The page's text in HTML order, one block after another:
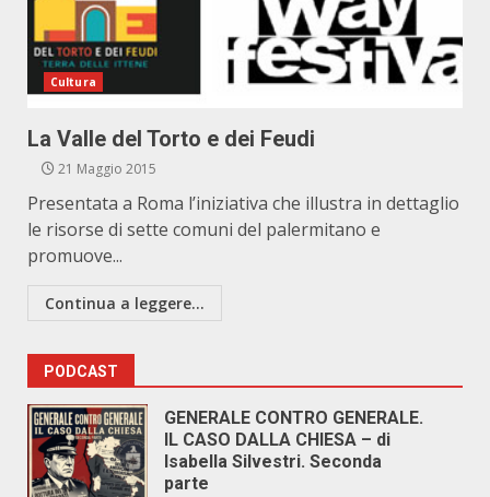
Cultura
La Valle del Torto e dei Feudi
21 Maggio 2015
Presentata a Roma l’iniziativa che illustra in dettaglio
le risorse di sette comuni del palermitano e
promuove...
Continua a leggere...
PODCAST
GENERALE CONTRO GENERALE.
IL CASO DALLA CHIESA – di
Isabella Silvestri. Seconda
parte